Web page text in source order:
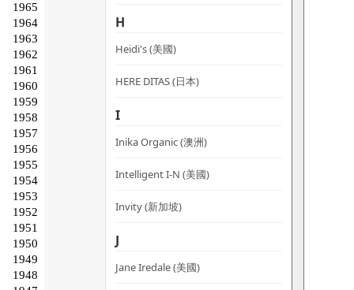
H
Heidi's (美國)
HERE DITAS (日本)
I
Inika Organic (澳洲)
Intelligent I-N (美國)
Invity (新加坡)
J
Jane Iredale (美國)